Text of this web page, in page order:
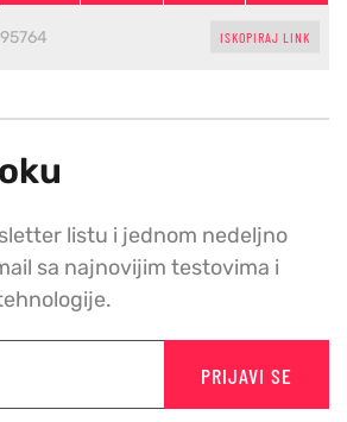
ISKOPIRAJ LINK
listu i jednom nedeljno
sa najnovijim testovima i
PRIJAVI SE